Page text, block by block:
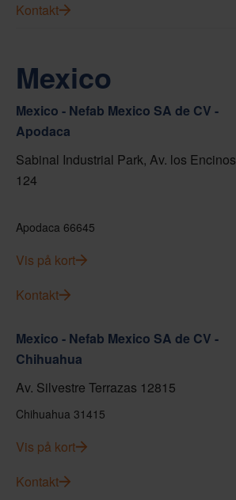
Kontakt
Mexico
Mexico - Nefab Mexico SA de CV -
Apodaca
Sabinal Industrial Park, Av. los Encinos
124
Apodaca 66645
Vis på kort
Kontakt
Mexico - Nefab Mexico SA de CV -
Chihuahua
Av. Silvestre Terrazas 12815
Chihuahua 31415
Vis på kort
Kontakt